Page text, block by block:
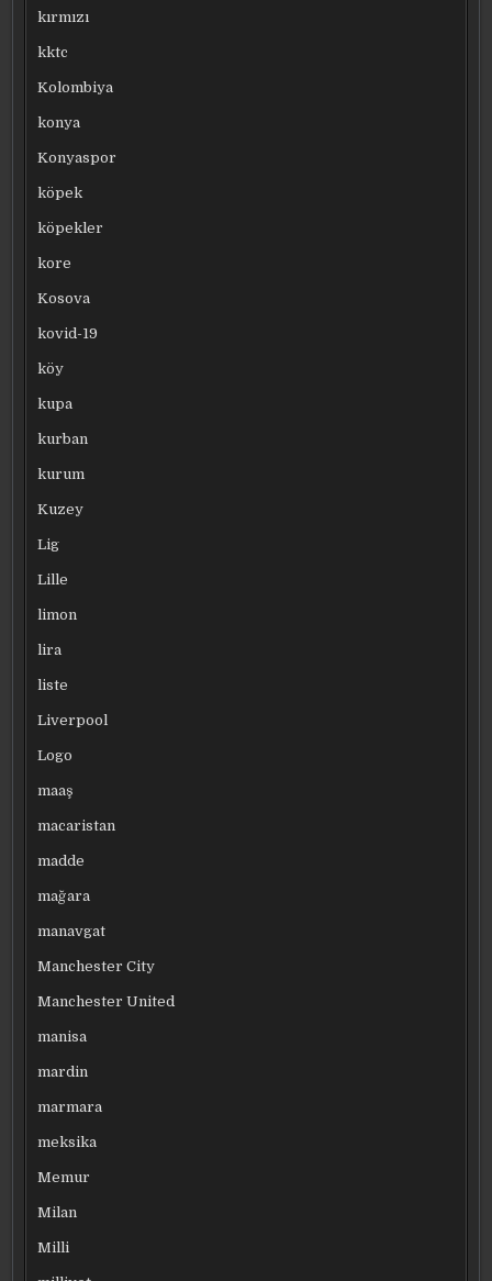
kırmızı
kktc
Kolombiya
konya
Konyaspor
köpek
köpekler
kore
Kosova
kovid-19
köy
kupa
kurban
kurum
Kuzey
Lig
Lille
limon
lira
liste
Liverpool
Logo
maaş
macaristan
madde
mağara
manavgat
Manchester City
Manchester United
manisa
mardin
marmara
meksika
Memur
Milan
Milli